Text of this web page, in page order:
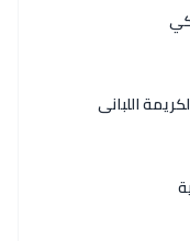
اللبانى